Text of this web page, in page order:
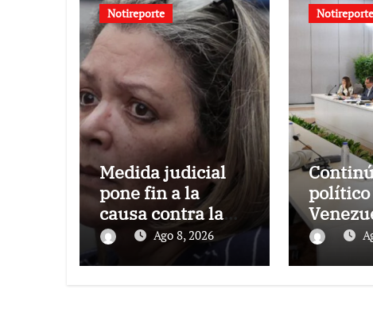
Notireporte
Medida judicial
pone fin a la
causa contra la
exjuex Afiuni
Ago 8, 2026
Notireporte
político
el